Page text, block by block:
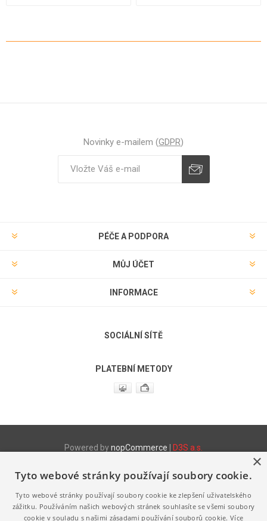
Novinky e-mailem (GDPR)
PÉČE A PODPORA
MŮJ ÚČET
INFORMACE
SOCIÁLNÍ SÍTĚ
PLATEBNÍ METODY
Powered bynopCommerce D3S a.s.
Produktové www stránky
http://www.fix.cz/pytle- LDPE a HDPE pytle a sáčky
http://www.melanz.cz/- Výroba a prodej vaječné melanže
×
Tyto webové stránky používají soubory cookie.
Tyto webové stránky používají soubory cookie ke zlepšení uživatelského
zážitku. Používáním našich webových stránek souhlasíte se všemi soubory
cookie v souladu s našimi zásadami používání souborů cookie.Více